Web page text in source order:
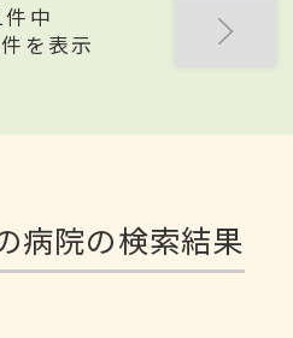
件中
を表示
病院の検索結果